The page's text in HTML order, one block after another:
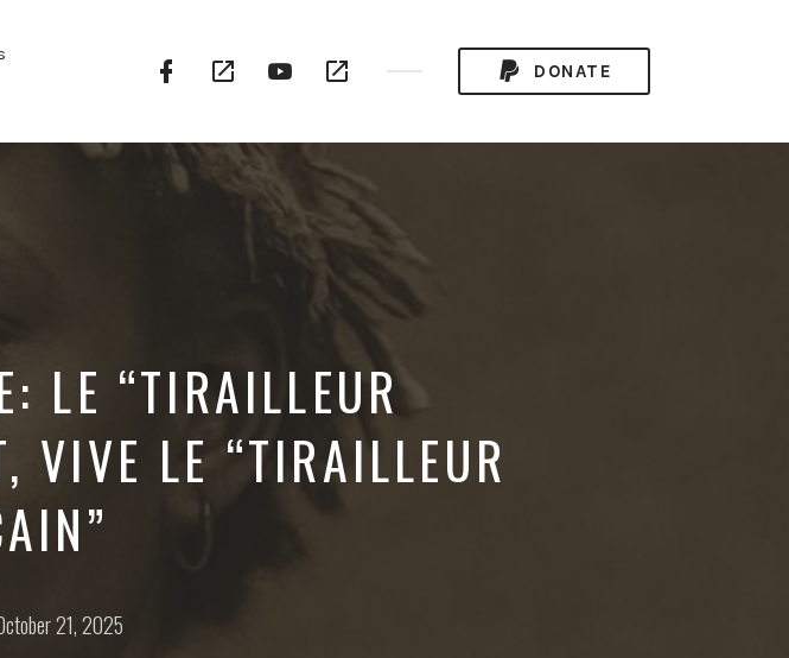
Facebook
Profile
Google
Play
YouTube
Channel
DONATE
LE “TIRAILLEUR
VIVE LE “TIRAILLEUR
21, 2025